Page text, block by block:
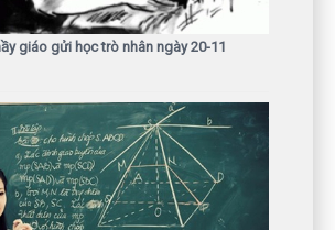
giáo gửi học trò nhân ngày 20-11